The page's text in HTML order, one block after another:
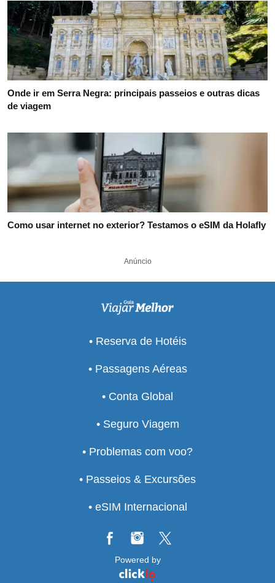
Onde ir em Serra Negra: principais passeios e outras dicas
de viagem
Como usar internet no exterior? Testamos o eSIM da Holafly
Anúncio
• Reserva de Hotéis
• Passagens Aéreas
• Conta Global
• Seguro Viagem
• Problemas com voo?
• Passeios & Excursões
• eSIM Internacional
Powered by